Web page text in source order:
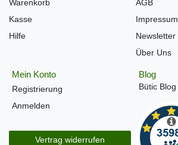
Warenkorb
Kasse
Hilfe
AGB
Impressum
Newsletter
Über Uns
Mein Konto
Registrierung
Anmelden
Vertrag widerrufen
Blog
Bütic Blog